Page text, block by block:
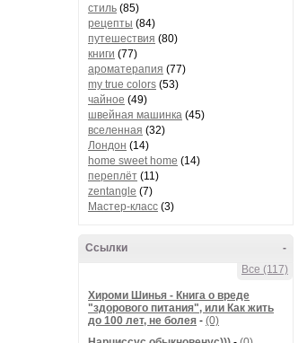
стиль (85)
рецепты (84)
путешествия (80)
книги (77)
ароматерапия (77)
my true colors (53)
чайное (49)
швейная машинка (45)
вселенная (32)
Лондон (14)
home sweet home (14)
переплёт (11)
zentangle (7)
Мастер-класс (3)
-
Ссылки
Все (117)
Хироми Шинья - Книга о вреде
"здорового питания", или Как жить
до 100 лет, не болея - (0)